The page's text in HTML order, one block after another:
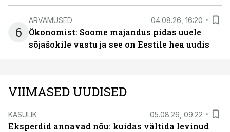
6
ARVAMUSED 04.08.26, 16:20
Ökonomist: Soome majandus pidas uuele
sõjašokile vastu ja see on Eestile hea uudis
VIIMASED UUDISED
KASULIK 05.08.26, 09:22
Eksperdid annavad nõu: kuidas vältida levinud